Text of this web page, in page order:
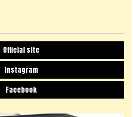
Official site
Instagram
Facebook